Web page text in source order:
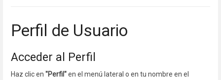
Perfil de Usuario
Acceder al Perfil
Haz clic en "Perfil"en el menú lateral o en tu nombre en el